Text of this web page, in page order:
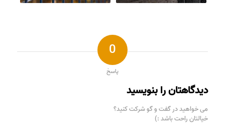
0
پاسخ
دیدگاهتان را بنویسید
می خواهید در گفت و گو شرکت کنید؟
خیالتان راحت باشد :)